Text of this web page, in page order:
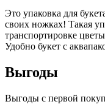
Это упаковка для
своих ножках! Такая
транспортировке
Удобно букет с
Выгоды
Выгоды с первой